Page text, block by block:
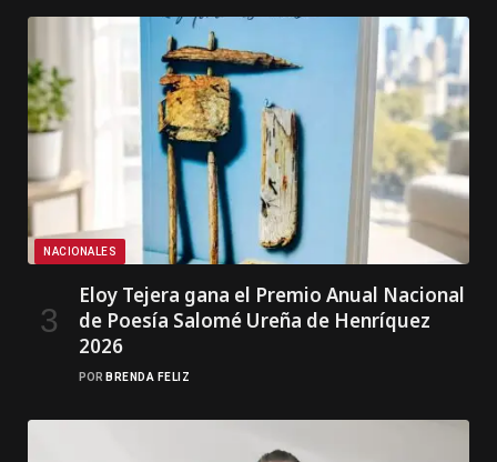
NACIONALES
Eloy Tejera gana el Premio Anual Nacional
de Poesía Salomé Ureña de Henríquez
2026
POR BRENDA FELIZ